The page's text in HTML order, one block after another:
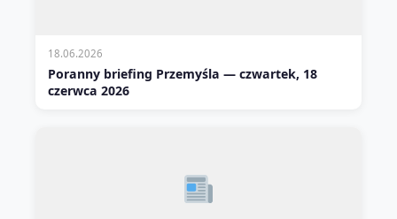
18.06.2026
Poranny briefing Przemyśla — czwartek, 18
czerwca 2026